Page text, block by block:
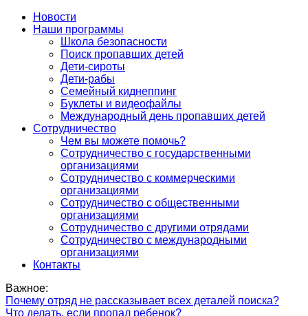
Новости
Наши программы
Школа безопасности
Поиск пропавших детей
Дети-сироты
Дети-рабы
Семейный киднеппинг
Буклеты и видеофайлы
Международный день пропавших детей
Сотрудничество
Чем вы можете помочь?
Сотрудничество с государственными
организациями
Сотрудничество с коммерческими
организациями
Сотрудничество с общественными
организациями
Сотрудничество с другими отрядами
Сотрудничество с международными
организациями
Контакты
Важное:
Почему отряд не рассказывает всех деталей поиска?
Что делать, если пропал ребенок?